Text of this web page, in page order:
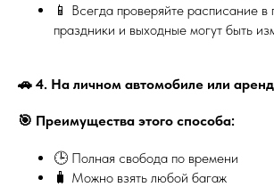
📱 Всегда проверяйте расписание
праздники и выходные могут быть
🚗 4. На личном автомобиле или
🎯 Преимущества этого способа:
🕒 Полная свобода по времени
🧳 Можно взять любой багаж